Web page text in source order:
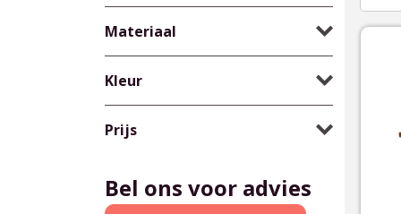
Materiaal
Kleur
Prijs
Bel ons voor advies